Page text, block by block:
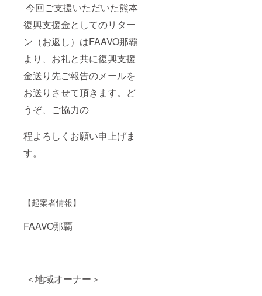
今回ご支援いただいた熊本
復興支援金としてのリター
ン（お返し）はFAAVO那覇
より、お礼と共に復興支援
金送り先ご報告のメールを
お送りさせて頂きます。ど
うぞ、ご協力の
程よろしくお願い申上げま
す。
【起案者情報】
FAAVO那覇
＜地域オーナー＞